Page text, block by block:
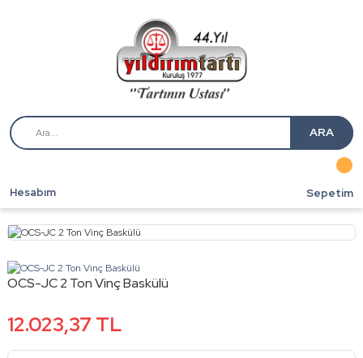
ARA
Hesabım Sepetim
OCS-JC 2 Ton Vinç Baskülü
12.023,37 TL